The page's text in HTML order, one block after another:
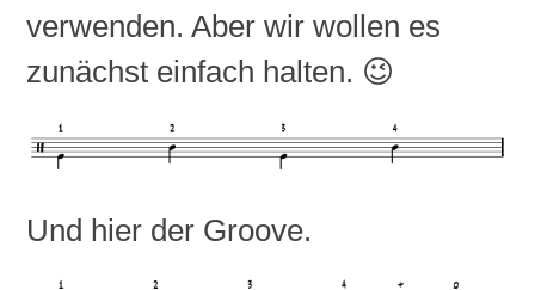
verwenden. Aber wir wollen es
zunächst einfach halten. 😉
Und hier der Groove.